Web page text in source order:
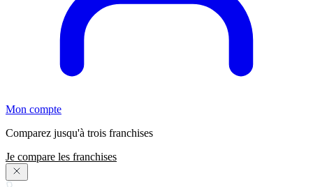
Mon compte
Comparez jusqu'à trois franchises
Je compare les franchises